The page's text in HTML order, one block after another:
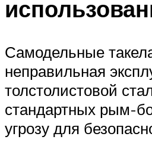
Самодельные
неправильная
толстолистовой
стандартных рым-
угрозу для